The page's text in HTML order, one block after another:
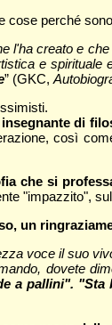
perché
creato e
e
” (GKC,
di
così
che si
"impazzito",
un
voce il suo
dovete
pallini".